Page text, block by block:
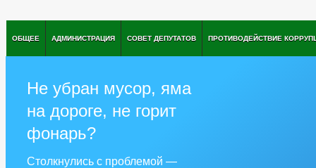
ОБЩЕЕ АДМИНИСТРАЦИЯ СОВЕТ ДЕПУТАТОВ ПРОТИВОДЕЙСТВИЕ
Не убран мусор, яма
на дороге, не горит
фонарь?
Столкнулись с проблемой —